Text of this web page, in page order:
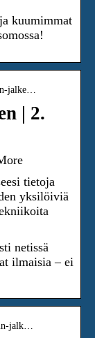
kuumimmat
jalke…
| 2.
tietoja
yksilöiviä
netissä
ilmaisia – ei
jalk…